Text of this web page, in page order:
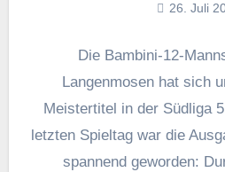
26. Juli
Die Bambini-12-
Langenmosen hat sich
Meistertitel in der Südliga
letzten Spieltag war die
spannend geworden: